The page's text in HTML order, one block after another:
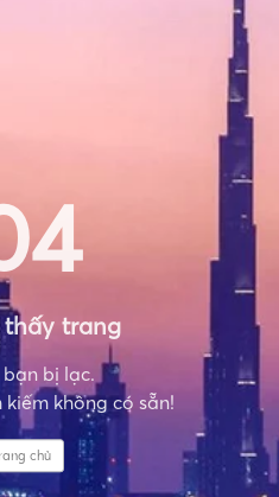
trang
bị lạc.
không có sẵn!
chủ